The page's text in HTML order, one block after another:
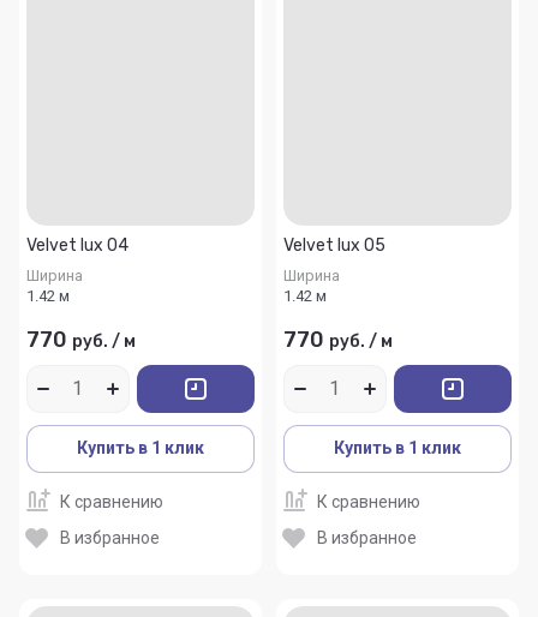
Velvet lux 04
Ширина
1.42 м
770 руб. / м
Купить в 1 клик
К сравнению
В избранное
Velvet lux 05
Ширина
1.42 м
770 руб. / м
Купить в 1 клик
К сравнению
В избранное